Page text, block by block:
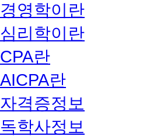
경영학이란
심리학이란
CPA란
AICPA란
자격증정보
독학사정보